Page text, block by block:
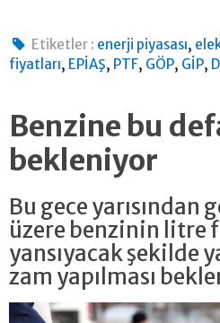
Etiketler : enerji piyasası,
fiyatları, EPİAŞ, PTF, GÖP, GİP,
Benzine bu
bekleniyor
Bu gece yarısından
üzere benzinin litre
yansıyacak şekilde
zam yapılması